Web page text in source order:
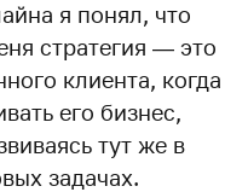
я понял, что
стратегия — это
клиента, когда
его бизнес,
тут же в
задачах.